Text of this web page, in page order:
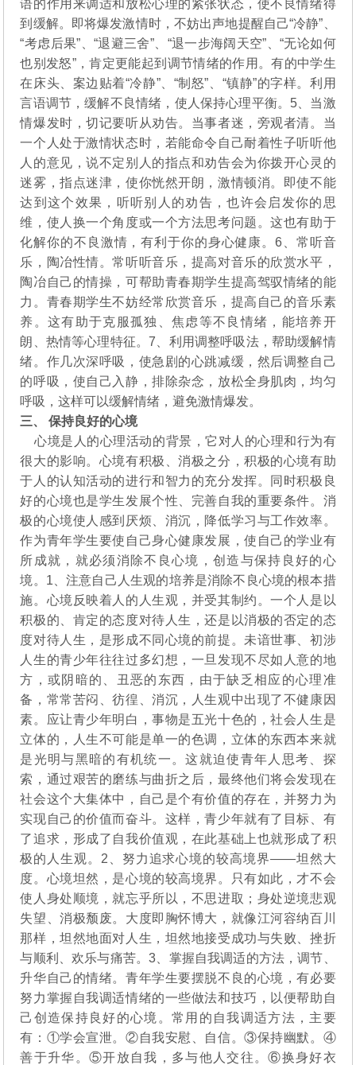
语的作用来调适和放松心理的紧张状态，使不良情绪得
到缓解。即将爆发激情时，不妨出声地提醒自己“冷静”、
“考虑后果”、“退避三舍”、“退一步海阔天空”、“无论如何
也别发怒”，肯定更能起到调节情绪的作用。有的中学生
在床头、案边贴着“冷静”、“制怒”、“镇静”的字样。利用
言语调节，缓解不良情绪，使人保持心理平衡。5、当激
情爆发时，切记要听从劝告。当事者迷，旁观者清。当
一个人处于激情状态时，若能命令自己耐着性子听听他
人的意见，说不定别人的指点和劝告会为你拨开心灵的
迷雾，指点迷津，使你恍然开朗，激情顿消。即使不能
达到这个效果，听听别人的劝告，也许会启发你的思
维，使人换一个角度或一个方法思考问题。这也有助于
化解你的不良激情，有利于你的身心健康。6、常听音
乐，陶冶性情。常听听音乐，提高对音乐的欣赏水平，
陶冶自己的情操，可帮助青春期学生提高驾驭情绪的能
力。青春期学生不妨经常欣赏音乐，提高自己的音乐素
养。这有助于克服孤独、焦虑等不良情绪，能培养开
朗、热情等心理特征。7、利用调整呼吸法，帮助缓解情
绪。作几次深呼吸，使急剧的心跳减缓，然后调整自己
的呼吸，使自己入静，排除杂念，放松全身肌肉，均匀
呼吸，这样可以缓解情绪，避免激情爆发。
三、 保持良好的心境
心境是人的心理活动的背景，它对人的心理和行为有
很大的影响。心境有积极、消极之分，积极的心境有助
于人的认知活动的进行和智力的充分发挥。同时积极良
好的心境也是学生发展个性、完善自我的重要条件。消
极的心境使人感到厌烦、消沉，降低学习与工作效率。
作为青年学生要使自己身心健康发展，使自己的学业有
所成就，就必须消除不良心境，创造与保持良好的心
境。1、注意自己人生观的培养是消除不良心境的根本措
施。心境反映着人的人生观，并受其制约。一个人是以
积极的、肯定的态度对待人生，还是以消极的否定的态
度对待人生，是形成不同心境的前提。未谙世事、初涉
人生的青少年往往过多幻想，一旦发现不尽如人意的地
方，或阴暗的、丑恶的东西，由于缺乏相应的心理准
备，常常苦闷、彷徨、消沉，人生观中出现了不健康因
素。应让青少年明白，事物是五光十色的，社会人生是
立体的，人生不可能是单一的色调，立体的东西本来就
是光明与黑暗的有机统一。这就迫使青年人思考、探
索，通过艰苦的磨练与曲折之后，最终他们将会发现在
社会这个大集体中，自己是个有价值的存在，并努力为
实现自己的价值而奋斗。这样，青少年就有了目标、有
了追求，形成了自我价值观，在此基础上也就形成了积
极的人生观。2、努力追求心境的较高境界——坦然大
度。心境坦然，是心境的较高境界。只有如此，才不会
使人身处顺境，就忘乎所以，不思进取；身处逆境悲观
失望、消极颓废。大度即胸怀博大，就像江河容纳百川
那样，坦然地面对人生，坦然地接受成功与失败、挫折
与顺利、欢乐与痛苦。3、掌握自我调适的方法，调节、
升华自己的情绪。青年学生要摆脱不良的心境，有必要
努力掌握自我调适情绪的一些做法和技巧，以便帮助自
己创造保持良好的心境。常用的自我调适方法，主要
有：①学会宣泄。②自我安慰、自信。③保持幽默。④
善于升华。⑤开放自我，多与他人交往。⑥换身好衣